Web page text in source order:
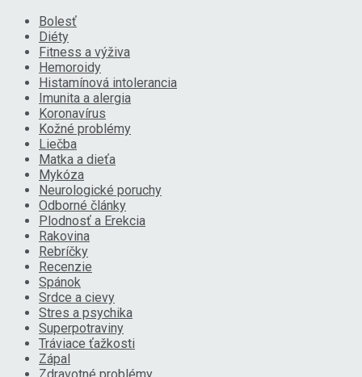
Bolesť
Diéty
Fitness a výživa
Hemoroidy
Histamínová intolerancia
Imunita a alergia
Koronavírus
Kožné problémy
Liečba
Matka a dieťa
Mykóza
Neurologické poruchy
Odborné články
Plodnosť a Erekcia
Rakovina
Rebríčky
Recenzie
Spánok
Srdce a cievy
Stres a psychika
Superpotraviny
Tráviace ťažkosti
Zápal